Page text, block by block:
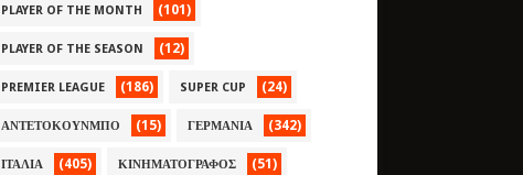
PLAYER OF THE MONTH (101)
PLAYER OF THE SEASON (12)
PREMIER LEAGUE (186) SUPER CUP (24)
ΑΝΤΕΤΟΚΟΥΝΜΠΟ (15) ΓΕΡΜΑΝΙΑ (342)
ΙΤΑΛΙΑ (405) ΚΙΝΗΜΑΤΟΓΡΑΦΟΣ (51)